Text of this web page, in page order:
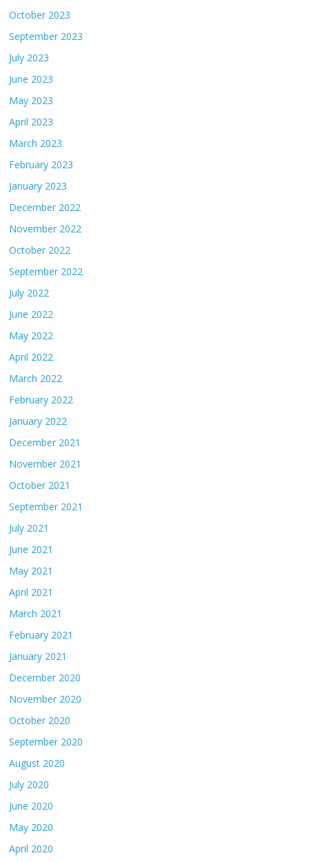
October 2023
September 2023
July 2023
June 2023
May 2023
April 2023
March 2023
February 2023
January 2023
December 2022
November 2022
October 2022
September 2022
July 2022
June 2022
May 2022
April 2022
March 2022
February 2022
January 2022
December 2021
November 2021
October 2021
September 2021
July 2021
June 2021
May 2021
April 2021
March 2021
February 2021
January 2021
December 2020
November 2020
October 2020
September 2020
August 2020
July 2020
June 2020
May 2020
April 2020